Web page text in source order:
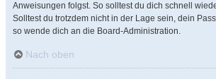
Anweisungen folgst. So solltest du dich schnell
Solltest du trotzdem nicht in der Lage sein, dein
so wende dich an die Board-Administration.
Nach oben